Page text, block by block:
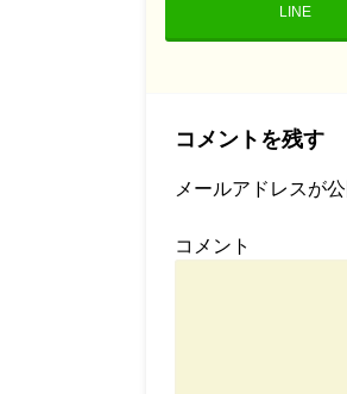
LINE
コメントを残す
メールアドレスが
コメント